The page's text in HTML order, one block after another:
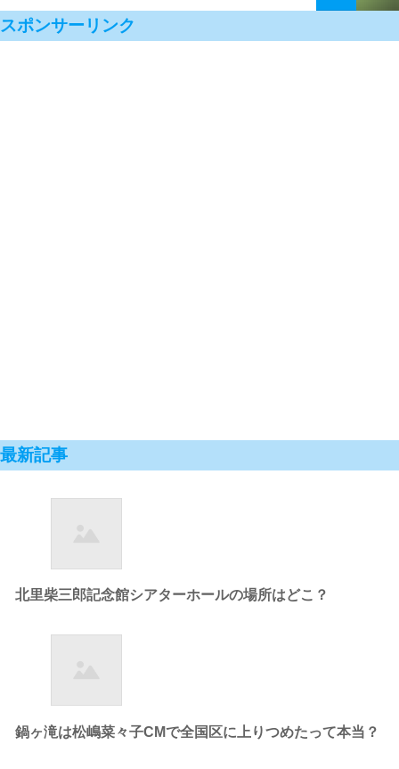
スポンサーリンク
最新記事
北里柴三郎記念館シアターホールの場所はどこ？
鍋ヶ滝は松嶋菜々子CMで全国区に上りつめたって本当？